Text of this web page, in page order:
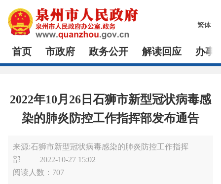
繁体
首页 市政府 政务公开 解读回应 办事
2022年10月26日石狮市新型冠状病毒感
染的肺炎防控工作指挥部发布通告
来源:石狮市新型冠状病毒感染的肺炎防控工作指挥
部
2022-10-27 15:02
阅读人数： 707